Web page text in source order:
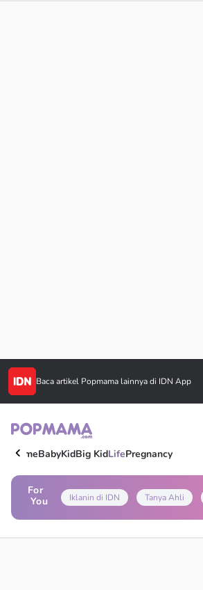
Baca artikel Popmama lainnya di IDN App
HomeBabyKidBig KidLifePregnancy
For
You
Iklanin di IDN Tanya Ahli